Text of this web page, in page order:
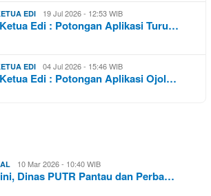
EDI 19 Jul 2026 - 12:53 WIB
Edi : Potongan Aplikasi Turu…
EDI 04 Jul 2026 - 15:46 WIB
Edi : Potongan Aplikasi Ojol…
10 Mar 2026 - 10:40 WIB
Dinas PUTR Pantau dan Perba…